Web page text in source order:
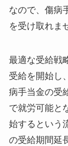
なので、傷病
を受け取れま
最適な受給戦
受給を開始し
病手当金の受
で就労可能と
始するという
の受給期間延